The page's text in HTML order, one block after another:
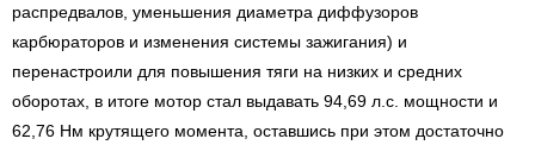
распредвалов, уменьшения диаметра диффузоров
карбюраторов и изменения системы зажигания) и
перенастроили для повышения тяги на низких и средних
оборотах, в итоге мотор стал выдавать 94,69 л.с. мощности и
62,76 Нм крутящего момента, оставшись при этом достаточно